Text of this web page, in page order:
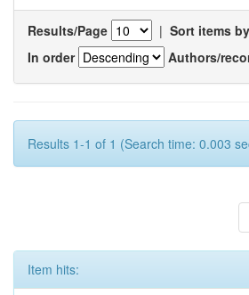
Results/Page | Sort items by
In order
Authors/
Results 1-1 of 1 (Search time: 0.003
Item hits: